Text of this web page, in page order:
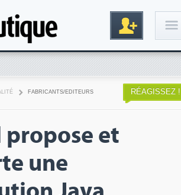
FABRICANTS/EDITEURS RÉAGISSEZ !
et
une